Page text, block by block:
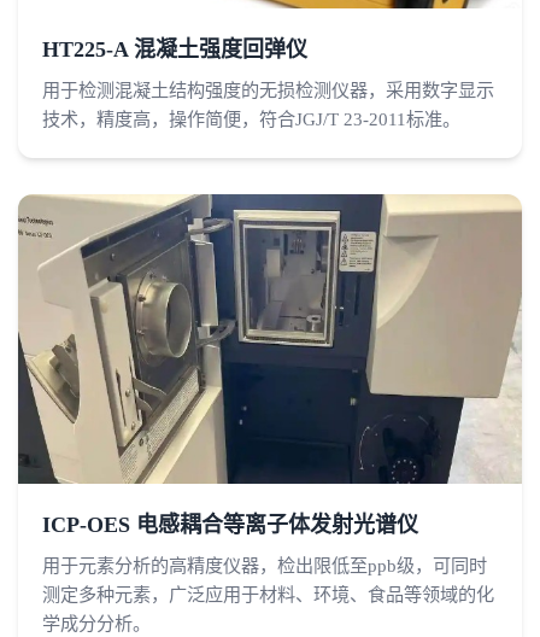
HT225-A 混凝土强度回弹仪
用于检测混凝土结构强度的无损检测仪器，采用数字显示
技术，精度高，操作简便，符合JGJ/T 23-2011标准。
ICP-OES 电感耦合等离子体发射光谱仪
用于元素分析的高精度仪器，检出限低至ppb级，可同时
测定多种元素，广泛应用于材料、环境、食品等领域的化
学成分分析。